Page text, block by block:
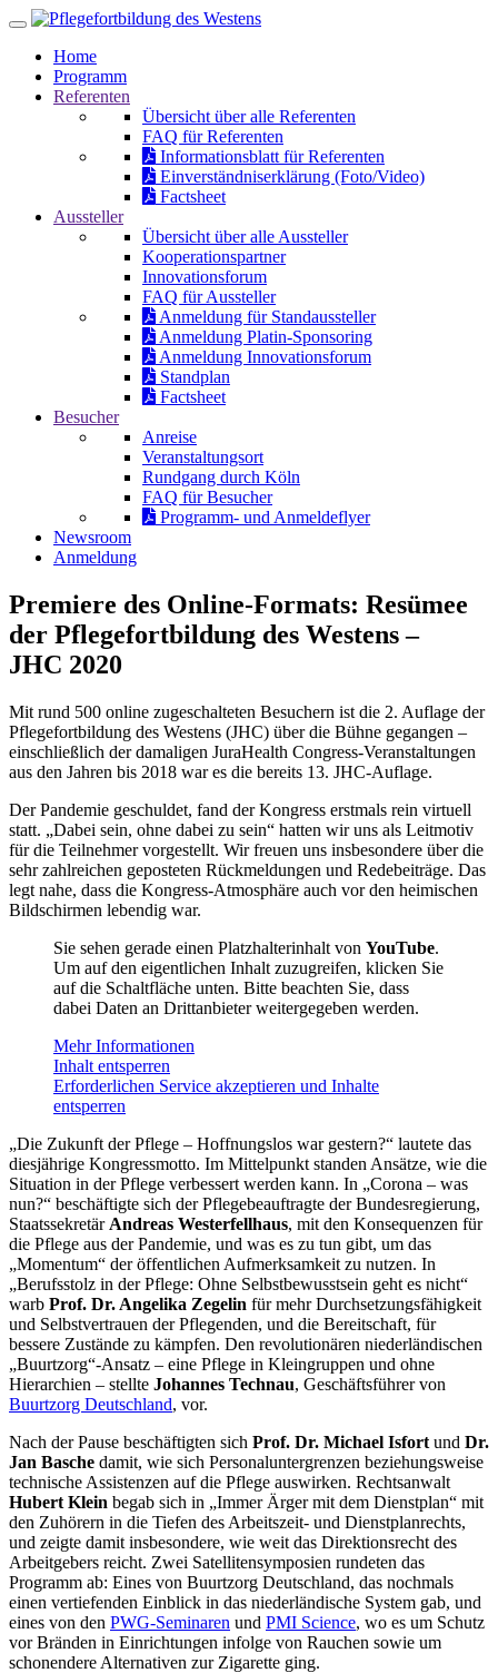
Home
Programm
Referenten
Übersicht über alle Referenten
FAQ für Referenten
Informationsblatt für Referenten
Einverständniserklärung (Foto/Video)
Factsheet
Aussteller
Übersicht über alle Aussteller
Kooperationspartner
Innovationsforum
FAQ für Aussteller
Anmeldung für Standaussteller
Anmeldung Platin-Sponsoring
Anmeldung Innovationsforum
Standplan
Factsheet
Besucher
Anreise
Veranstaltungsort
Rundgang durch Köln
FAQ für Besucher
Programm- und Anmeldeflyer
Newsroom
Anmeldung
Premiere des Online-Formats: Resümee
der Pflegefortbildung des Westens –
JHC 2020
Mit rund 500 online zugeschalteten Besuchern ist die 2. Auflage der
Pflegefortbildung des Westens (JHC) über die Bühne gegangen –
einschließlich der damaligen JuraHealth Congress-Veranstaltungen
aus den Jahren bis 2018 war es die bereits 13. JHC-Auflage.
Der Pandemie geschuldet, fand der Kongress erstmals rein virtuell
statt. „Dabei sein, ohne dabei zu sein“ hatten wir uns als Leitmotiv
für die Teilnehmer vorgestellt. Wir freuen uns insbesondere über die
sehr zahlreichen geposteten Rückmeldungen und Redebeiträge. Das
legt nahe, dass die Kongress-Atmosphäre auch vor den heimischen
Bildschirmen lebendig war.
Sie sehen gerade einen Platzhalterinhalt von YouTube.
Um auf den eigentlichen Inhalt zuzugreifen, klicken Sie
auf die Schaltfläche unten. Bitte beachten Sie, dass
dabei Daten an Drittanbieter weitergegeben werden.
Mehr Informationen
Inhalt entsperren
Erforderlichen Service akzeptieren und Inhalte
entsperren
„Die Zukunft der Pflege – Hoffnungslos war gestern?“ lautete das
diesjährige Kongressmotto. Im Mittelpunkt standen Ansätze, wie die
Situation in der Pflege verbessert werden kann. In „Corona – was
nun?“ beschäftigte sich der Pflegebeauftragte der Bundesregierung,
Staatssekretär Andreas Westerfellhaus, mit den Konsequenzen für
die Pflege aus der Pandemie, und was es zu tun gibt, um das
„Momentum“ der öffentlichen Aufmerksamkeit zu nutzen. In
„Berufsstolz in der Pflege: Ohne Selbstbewusstsein geht es nicht“
warb Prof. Dr. Angelika Zegelin für mehr Durchsetzungsfähigkeit
und Selbstvertrauen der Pflegenden, und die Bereitschaft, für
bessere Zustände zu kämpfen. Den revolutionären niederländischen
„Buurtzorg“-Ansatz – eine Pflege in Kleingruppen und ohne
Hierarchien – stellte Johannes Technau, Geschäftsführer von
Buurtzorg Deutschland, vor.
Nach der Pause beschäftigten sich Prof. Dr. Michael Isfort und Dr.
Jan Basche damit, wie sich Personaluntergrenzen beziehungsweise
technische Assistenzen auf die Pflege auswirken. Rechtsanwalt
Hubert Klein begab sich in „Immer Ärger mit dem Dienstplan“ mit
den Zuhörern in die Tiefen des Arbeitszeit- und Dienstplanrechts,
und zeigte damit insbesondere, wie weit das Direktionsrecht des
Arbeitgebers reicht. Zwei Satellitensymposien rundeten das
Programm ab: Eines von Buurtzorg Deutschland, das nochmals
einen vertiefenden Einblick in das niederländische System gab, und
eines von den PWG-Seminaren und PMI Science, wo es um Schutz
vor Bränden in Einrichtungen infolge von Rauchen sowie um
schonendere Alternativen zur Zigarette ging.